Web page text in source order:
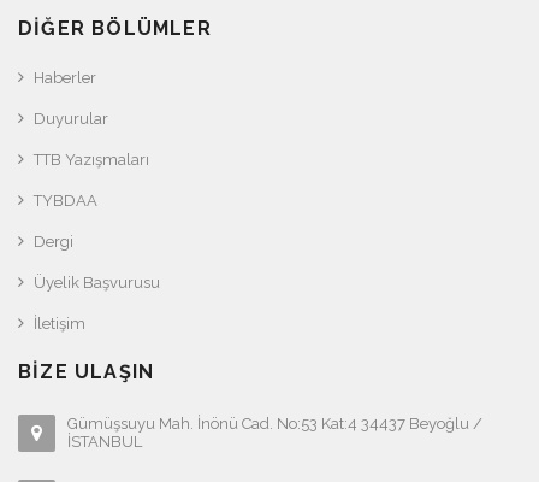
DIĞER BÖLÜMLER
Haberler
Duyurular
TTB Yazışmaları
TYBDAA
Dergi
Üyelik Başvurusu
İletişim
BIZE ULAŞIN
Gümüşsuyu Mah. İnönü Cad. No:53 Kat:4 34437 Beyoğlu /
İSTANBUL